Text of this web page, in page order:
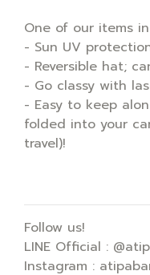
One of our items
- Sun UV
- Reversible hat;
- Go classy with
- Easy to keep
folded into your
travel)!
Follow us!
LINE Official :
Instagram :